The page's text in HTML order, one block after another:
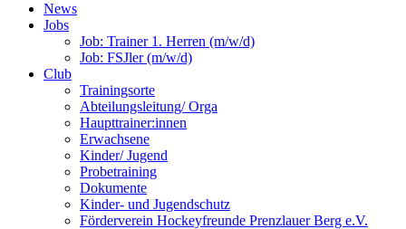
News
Jobs
Job: Trainer 1. Herren (m/w/d)
Job: FSJler (m/w/d)
Club
Trainingsorte
Abteilungsleitung/ Orga
Haupttrainer:innen
Erwachsene
Kinder/ Jugend
Probetraining
Dokumente
Kinder- und Jugendschutz
Förderverein Hockeyfreunde Prenzlauer Berg e.V.